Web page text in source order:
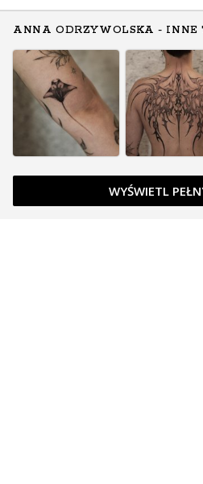
ANNA ODRZYWOLSKA - INNE
WYŚWIETL